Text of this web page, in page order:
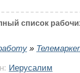
список
»
Иерусалим